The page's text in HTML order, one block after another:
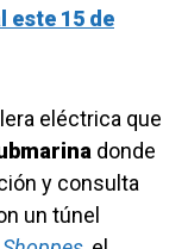
este 15 de
eléctrica que
donde
y consulta
un túnel